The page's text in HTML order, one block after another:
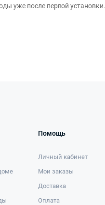
уже после первой установки.
Помощь
Личный кабинет
Мои заказы
Доставка
Оплата